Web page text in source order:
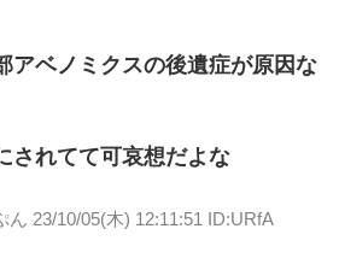
アベノミクスの後遺症が原因な
されてて可哀想だよな
ん 23/10/05(木) 12:11:51 ID:URfA